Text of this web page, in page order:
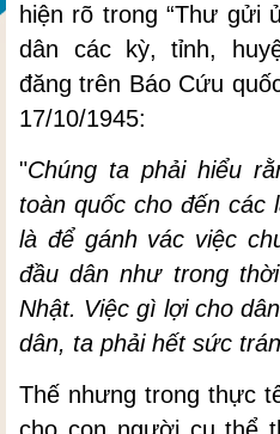
hiện rõ trong “Thư gửi
dân các kỳ, tỉnh,
đăng trên Báo Cứu
17/10/1945:
"Chúng ta phải hiểu
toàn quốc cho đến các
là để gánh vác việc
đầu dân như trong
Nhật. Việc gì lợi cho
dân, ta phải hết sức
Thế nhưng trong thực